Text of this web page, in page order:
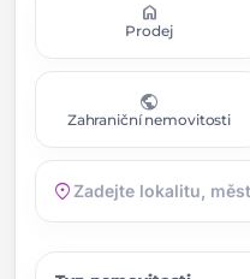
home
Prodej
public
Zahraniční nemovitosti
location_on